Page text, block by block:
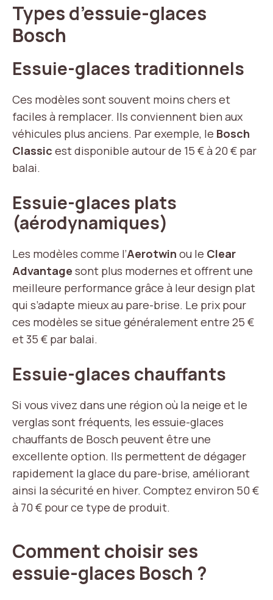
Types d’essuie-glaces
Bosch
Essuie-glaces traditionnels
Ces modèles sont souvent moins chers et
faciles à remplacer. Ils conviennent bien aux
véhicules plus anciens. Par exemple, le Bosch
Classic est disponible autour de 15 € à 20 € par
balai.
Essuie-glaces plats
(aérodynamiques)
Les modèles comme l’Aerotwin ou le Clear
Advantage sont plus modernes et offrent une
meilleure performance grâce à leur design plat
qui s’adapte mieux au pare-brise. Le prix pour
ces modèles se situe généralement entre 25 €
et 35 € par balai.
Essuie-glaces chauffants
Si vous vivez dans une région où la neige et le
verglas sont fréquents, les essuie-glaces
chauffants de Bosch peuvent être une
excellente option. Ils permettent de dégager
rapidement la glace du pare-brise, améliorant
ainsi la sécurité en hiver. Comptez environ 50 €
à 70 € pour ce type de produit.
Comment choisir ses
essuie-glaces Bosch ?